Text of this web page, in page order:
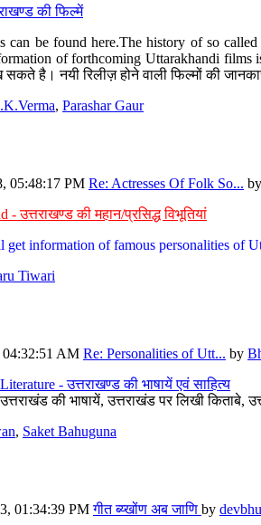
की फिल्में
can be found here.The history of so called
of forthcoming Uttarakhandi films
है। नयी रिलीज़ होने वाली फिल्मों की
, Parashar Gaur
05:48:17 PM Re: Actresses Of Folk So... by
उत्तराखण्ड की महान/प्रसिद्ध विभूतियां
information of famous personalities of
Tiwari
AM Re: Personalities of Utt... by
- उत्तराखण्ड की भाषायें एवं साहित्य
की भाषायें, उत्तराखंड पर लिखी किताबे,
, Saket Bahuguna
01:34:39 PMगीत ब्य्खोंण अब जाणि by